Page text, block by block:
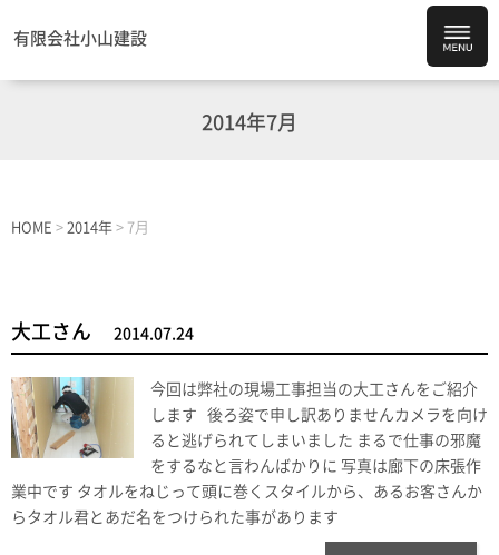
有限会社小山建設
2014年7月
HOME > 2014年 > 7月
大工さん 2014.07.24
今回は弊社の現場工事担当の大工さんをご紹介
します 後ろ姿で申し訳ありませんカメラを向け
ると逃げられてしまいました まるで仕事の邪魔
をするなと言わんばかりに 写真は廊下の床張作
業中です タオルをねじって頭に巻くスタイルから、あるお客さんか
らタオル君とあだ名をつけられた事があります